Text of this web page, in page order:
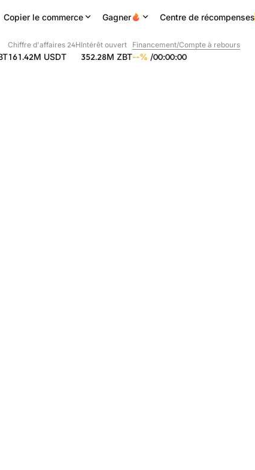
Copier le commerce Gagner Centre de récompenses
Chiffre d'affaires 24H
161.42M USDT
Intérêt ouvert
352.28M ZBT
Financement/Compte à rebours
--% /00:00:00